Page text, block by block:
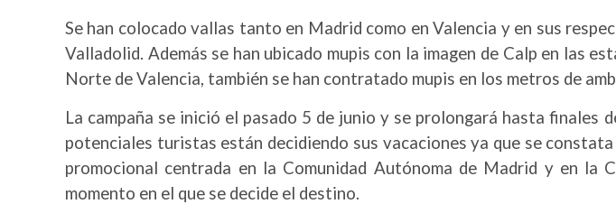
Se han colocado vallas tanto en Madrid como en Valencia y en sus
Valladolid. Además se han ubicado mupis con la imagen de Calp en las
Norte de Valencia, también se han contratado mupis en los metros de
La campaña se inició el pasado 5 de junio y se prolongará hasta
potenciales turistas están decidiendo sus vacaciones ya que se
promocional centrada en la Comunidad Autónoma de Madrid y en la
momento en el que se decide el destino.